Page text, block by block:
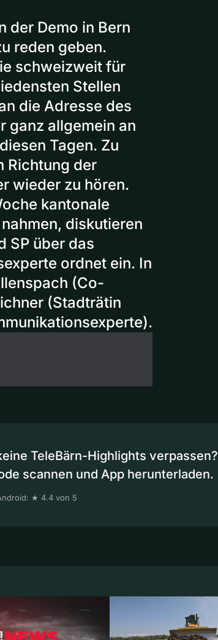
der Demo in Bern
reden geben.
schweizweit für
Stellen
die Adresse des
ganz allgemein an
Tagen. Zu
Richtung der
wieder zu hören.
kantonale
diskutieren
SP über das
ordnet ein. In
(Co-
(Stadträtin
TeleBärn-Highlights verpassen?
scannen und App herunterladen.
★ 4.4 von 5